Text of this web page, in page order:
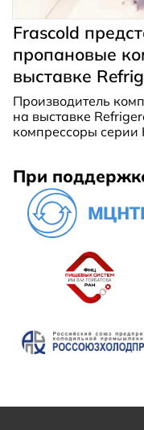
Frascold
пропановые
выставке
Производитель
на выставке
компрессоры
подавать горячую
температуре до 80
40 бар.
При